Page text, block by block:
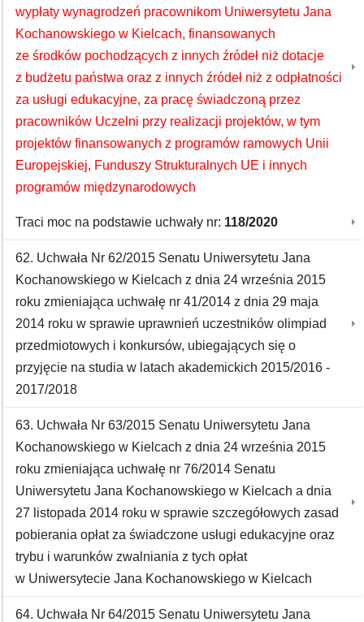
wypłaty wynagrodzeń pracownikom Uniwersytetu Jana
Kochanowskiego w Kielcach, finansowanych
ze środków pochodzących z innych źródeł niż dotacje
z budżetu państwa oraz z innych źródeł niż z odpłatności
za usługi edukacyjne, za pracę świadczoną przez
pracowników Uczelni przy realizacji projektów, w tym
projektów finansowanych z programów ramowych Unii
Europejskiej, Funduszy Strukturalnych UE i innych
programów międzynarodowych
Traci moc na podstawie uchwały nr: 118/2020
62. Uchwała Nr 62/2015 Senatu Uniwersytetu Jana
Kochanowskiego w Kielcach z dnia 24 września 2015
roku zmieniająca uchwałę nr 41/2014 z dnia 29 maja
2014 roku w sprawie uprawnień uczestników olimpiad
przedmiotowych i konkursów, ubiegających się o
przyjęcie na studia w latach akademickich 2015/2016 -
2017/2018
63. Uchwała Nr 63/2015 Senatu Uniwersytetu Jana
Kochanowskiego w Kielcach z dnia 24 września 2015
roku zmieniająca uchwałę nr 76/2014 Senatu
Uniwersytetu Jana Kochanowskiego w Kielcach a dnia
27 listopada 2014 roku w sprawie szczegółowych zasad
pobierania opłat za świadczone usługi edukacyjne oraz
trybu i warunków zwalniania z tych opłat
w Uniwersytecie Jana Kochanowskiego w Kielcach
64. Uchwała Nr 64/2015 Senatu Uniwersytetu Jana